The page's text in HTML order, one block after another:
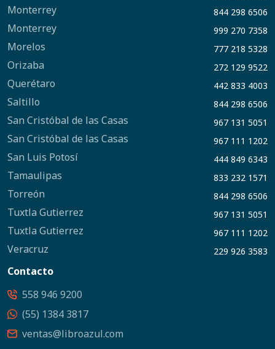
Monterrey 844 298 6506
Monterrey 999 270 7358
Morelos 777 218 5328
Orizaba 272 129 9522
Querétaro 442 833 4003
Saltillo 844 298 6506
San Cristóbal de las Casas 967 131 5051
San Cristóbal de las Casas 967 111 1202
San Luis Potosí 444 849 6343
Tamaulipas 833 232 1571
Torreón 844 298 6506
Tuxtla Gutierrez 967 131 5051
Tuxtla Gutierrez 967 111 1202
Veracruz 229 926 3583
Contacto
558 946 9200
(55) 1384 3817
ventas@libroazul.com